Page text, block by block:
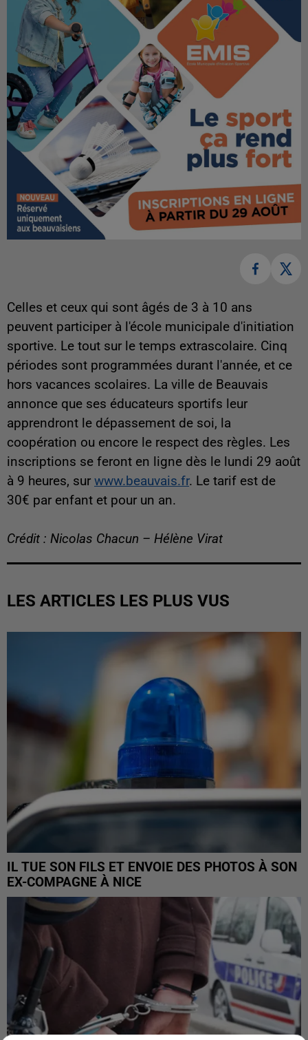
Celles et ceux qui sont âgés de 3 à 10 ans
peuvent participer à l'école municipale d'initiation
sportive. Le tout sur le temps extrascolaire. Cinq
périodes sont programmées durant l'année, et ce
hors vacances scolaires. La ville de Beauvais
annonce que ses éducateurs sportifs leur
apprendront le dépassement de soi, la
coopération ou encore le respect des règles. Les
inscriptions se feront en ligne dès le lundi 29 août
à 9 heures, sur www.beauvais.fr. Le tarif est de
30€ par enfant et pour un an.
Crédit : Nicolas Chacun – Hélène Virat
LES ARTICLES LES PLUS VUS
IL TUE SON FILS ET ENVOIE DES PHOTOS À SON
EX-COMPAGNE À NICE